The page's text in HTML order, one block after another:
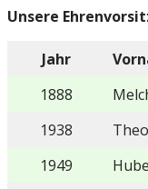
Unsere
Jahr
1888
1938
1949